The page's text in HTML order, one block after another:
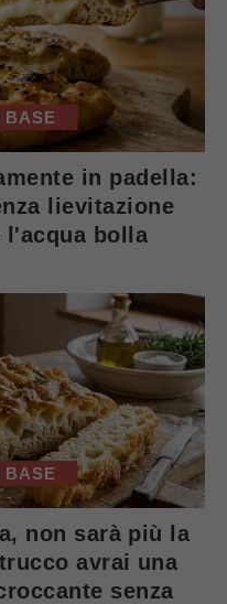
BASE
in padella:
lievitazione
l'acqua bolla
BASE
non sarà più la
avrai una
senza